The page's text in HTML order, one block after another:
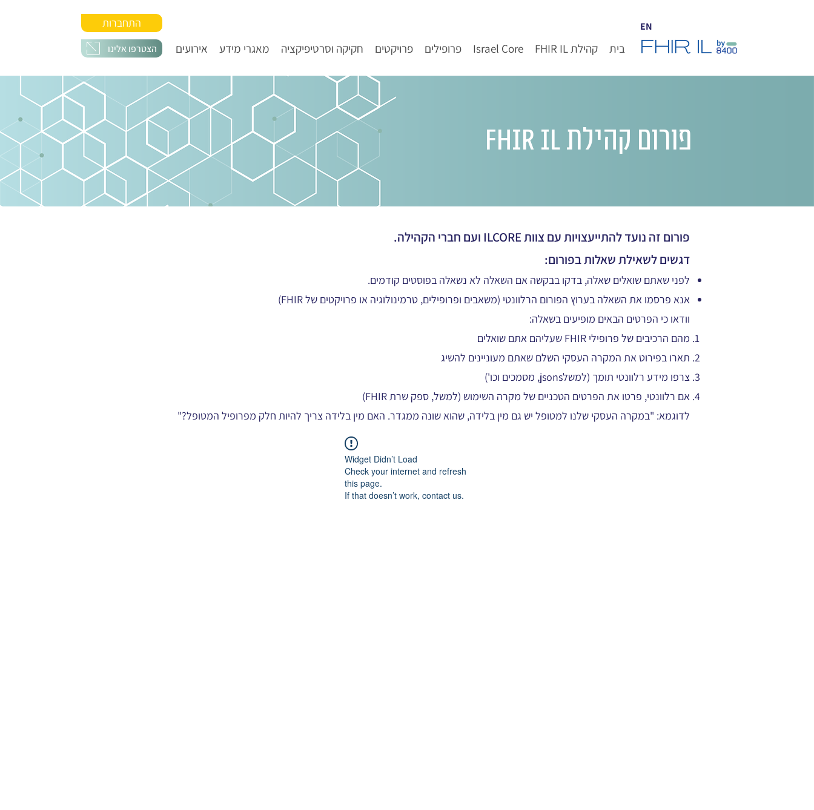
התחברות
הצטרפו אלינו בית קהילת FHIR IL Israel Core פרופילים פרויקטים חקיקה וסרטיפיקציה מאגרי מידע אירועים
EN
פורום קהילת FHIR IL
פורום זה נועד להתייעצויות עם צוות ILCORE ועם חברי הקהילה.
דגשים לשאילת שאלות בפורום:
לפני שאתם שואלים שאלה, בדקו בבקשה אם השאלה לא נשאלה בפוסטים קודמים.
אנא פרסמו את השאלה בערוץ הפורום הרלוונטי (משאבים ופרופילים, טרמינולוגיה או פרויקטים של FHIR)
וודאו כי הפרטים הבאים מופיעים בשאלה:
מהם הרכיבים של פרופילי FHIR שעליהם אתם שואלים
תארו בפירוט את המקרה העסקי השלם שאתם מעוניינים להשיג
צרפו מידע רלוונטי תומך (למשלjsons, מסמכים וכו')
אם רלוונטי, פרטו את הפרטים הטכניים של מקרה השימוש (למשל, ספק שרת FHIR)
לדוגמא: "במקרה העסקי שלנו למטופל יש גם מין בלידה, שהוא שונה ממגדר. האם מין בלידה צריך להיות חלק מפרופיל המטופל?"
Widget Didn’t Load
Check your internet and refresh
this page.
If that doesn’t work, contact us.